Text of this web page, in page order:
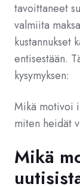
tavoittaneet
valmiita
kustannukset
entisestään.
kysymyksen:
Mikä motivoi
miten heidät
Mikä